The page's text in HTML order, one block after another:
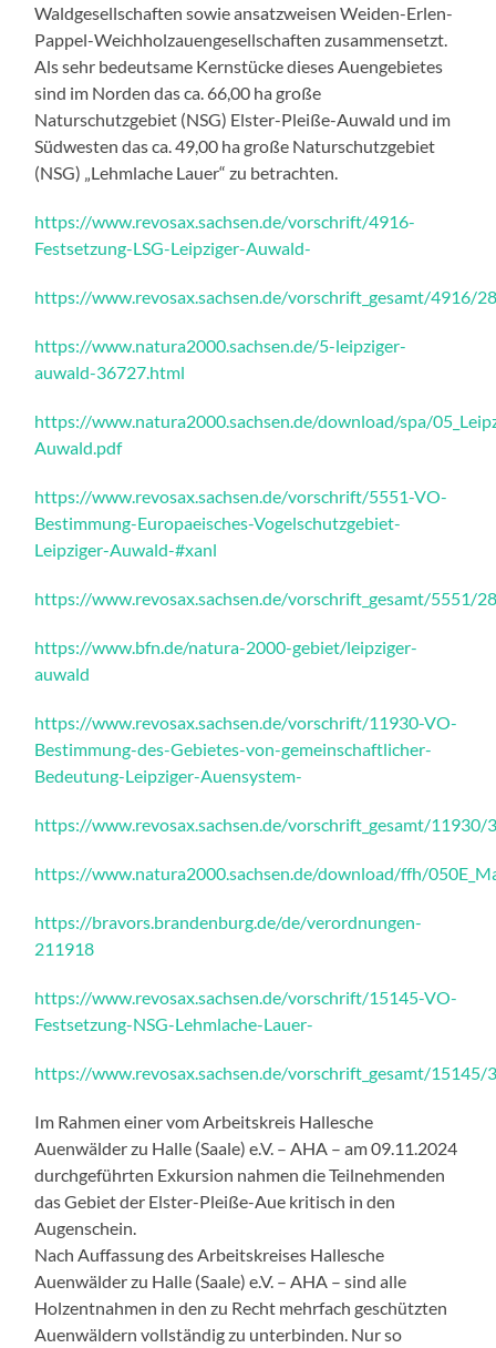
Waldgesellschaften sowie ansatzweisen Weiden-Erlen-
Pappel-Weichholzauengesellschaften zusammensetzt.
Als sehr bedeutsame Kernstücke dieses Auengebietes
sind im Norden das ca. 66,00 ha große
Naturschutzgebiet (NSG) Elster-Pleiße-Auwald und im
Südwesten das ca. 49,00 ha große Naturschutzgebiet
(NSG) „Lehmlache Lauer“ zu betrachten.
https://www.revosax.sachsen.de/vorschrift/4916-
Festsetzung-LSG-Leipziger-Auwald-
https://www.revosax.sachsen.de/vorschrift_gesamt/4916/
https://www.natura2000.sachsen.de/5-leipziger-
auwald-36727.html
https://www.natura2000.sachsen.de/download/spa/
Auwald.pdf
https://www.revosax.sachsen.de/vorschrift/5551-VO-
Bestimmung-Europaeisches-Vogelschutzgebiet-
Leipziger-Auwald-#xanl
https://www.revosax.sachsen.de/vorschrift_gesamt/5551/
https://www.bfn.de/natura-2000-gebiet/leipziger-
auwald
https://www.revosax.sachsen.de/vorschrift/11930-VO-
Bestimmung-des-Gebietes-von-gemeinschaftlicher-
Bedeutung-Leipziger-Auensystem-
https://www.revosax.sachsen.de/vorschrift_gesamt/11930/
https://www.natura2000.sachsen.de/download/ffh/
https://bravors.brandenburg.de/de/verordnungen-
211918
https://www.revosax.sachsen.de/vorschrift/15145-VO-
Festsetzung-NSG-Lehmlache-Lauer-
https://www.revosax.sachsen.de/vorschrift_gesamt/15145/
Im Rahmen einer vom Arbeitskreis Hallesche
Auenwälder zu Halle (Saale) e.V. – AHA – am 09.11.2024
durchgeführten Exkursion nahmen die Teilnehmenden
das Gebiet der Elster-Pleiße-Aue kritisch in den
Augenschein.
Nach Auffassung des Arbeitskreises Hallesche
Auenwälder zu Halle (Saale) e.V. – AHA – sind alle
Holzentnahmen in den zu Recht mehrfach geschützten
Auenwäldern vollständig zu unterbinden. Nur so